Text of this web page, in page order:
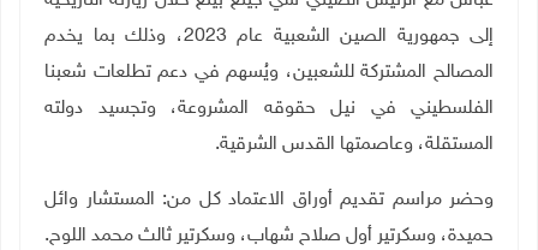
إلى جمهورية الصين الشعبية عام 2023، وذلك بما يخدم
المصالح المشتركة للشعبين، ويُسهم في دعم تطلعات شعبنا
الفلسطيني في نيل حقوقه المشروعة، وتجسيد دولته
المستقلة، وعاصمتها القدس الشرقية.
وحضر مراسم تقديم أوراق الاعتماد كل من: المستشار وائل
حميدة، وسكرتير أول صلاح شهاب، وسكرتير ثالث محمد اللوح.